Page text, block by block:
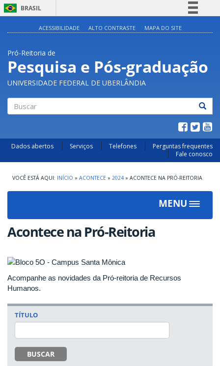
BRASIL
Acesso à informação
Legislação
Canais
ACESSIBILIDADE ALTO CONTRASTE MAPA DO SITE
Pró-Reitoria de
Pesquisa e Pós-graduação
UNIVERSIDADE FEDERAL DE UBERLÂNDIA
Dados abertos Serviços Telefones
Perguntas frequentes
Fale conosco
INÍCIO » ACONTECE » 2024 » ACONTECE NA PRÓ-REITORIA
MENU
Toggle
Acontece na Pró-Reitoria
Acompanhe as novidades da Pró-reitoria de Recursos
Humanos.
TÍTULO
BUSCAR